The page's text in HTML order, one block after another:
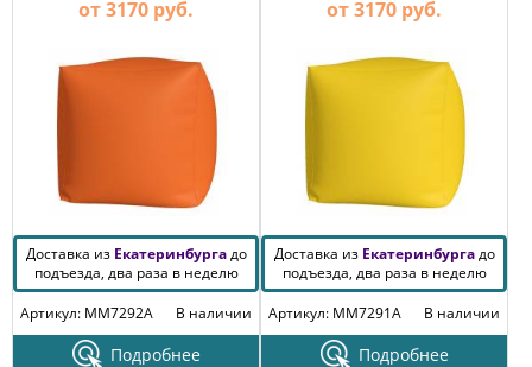
от 3170 руб.
Доставка из Екатеринбургадо
подъезда, два раза в неделю
Артикул: MM7292A
В наличии
Подробнее
от 3170 руб.
Доставка из Екатеринбургадо
подъезда, два раза в неделю
Артикул: MM7291A
В наличии
Подробнее